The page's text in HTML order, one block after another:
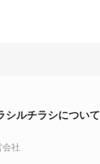
シルチラシについて
会社